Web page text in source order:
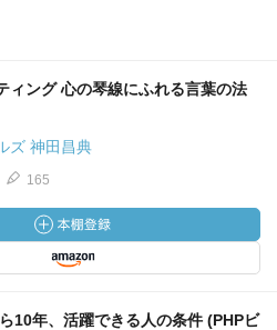
ィング 心の琴線にふれる言葉の法
ズ 神田昌典
165
年、活躍できる人の条件 (PHPビ